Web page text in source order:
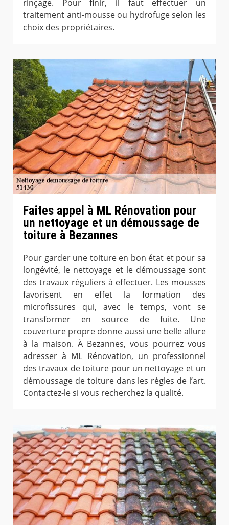
rinçage. Pour finir, il faut effectuer un
traitement anti-mousse ou hydrofuge selon les
choix des propriétaires.
Faites appel à ML Rénovation pour
un nettoyage et un démoussage de
toiture à Bezannes
Pour garder une toiture en bon état et pour sa
longévité, le nettoyage et le démoussage sont
des travaux réguliers à effectuer. Les mousses
favorisent en effet la formation des
microfissures qui, avec le temps, vont se
transformer en source de fuite. Une
couverture propre donne aussi une belle allure
à la maison. À Bezannes, vous pourrez vous
adresser à ML Rénovation, un professionnel
des travaux de toiture pour un nettoyage et un
démoussage de toiture dans les règles de l’art.
Contactez-le si vous recherchez la qualité.